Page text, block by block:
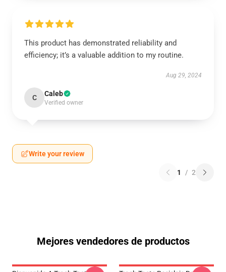
This product has demonstrated reliability and
efficiency; it’s a valuable addition to my routine.
Aug 29, 2024
C Caleb
Verified owner
Write your review
1 / 2
Mejores vendedores de productos